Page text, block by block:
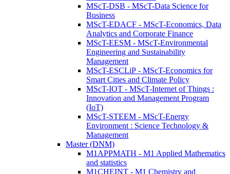
MScT-DSB - MScT-Data Science for
Business
MScT-EDACF - MScT-Economics, Data
Analytics and Corporate Finance
MScT-EESM - MScT-Environmental
Engineering and Sustainability
Management
MScT-ESCLiP - MScT-Economics for
Smart Cities and Climate Policy
MScT-IOT - MScT-Internet of Things :
Innovation and Management Program
(IoT)
MScT-STEEM - MScT-Energy
Environment : Science Technology &
Management
Master (DNM)
M1APPMATH - M1 Applied Mathematics
and statistics
M1CHEINT - M1 Chemistry and